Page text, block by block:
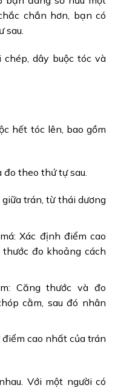
chắn hơn, bạn có
sau.
chép, dây buộc tóc và
hết tóc lên, bao gồm
theo thứ tự sau.
trán, từ thái dương
Xác định điểm cao
đo khoảng cách
Căng thước và đo
cằm, sau đó nhân
cao nhất của trán
Với một người có